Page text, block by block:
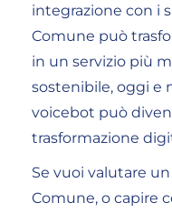
integrazione con i
Comune può
in un servizio più
sostenibile, oggi e
voicebot può
trasformazione
Se vuoi valutare
Comune, o capire